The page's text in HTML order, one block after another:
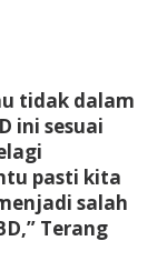
tidak dalam
ini sesuai
pasti kita
salah
Terang